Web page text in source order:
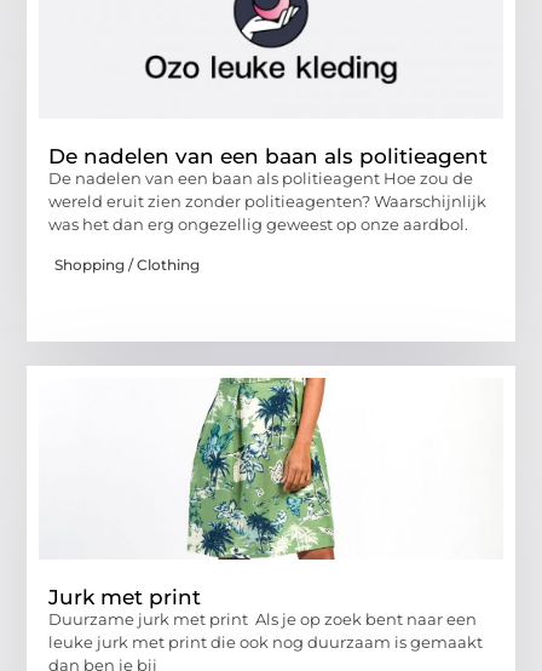
De nadelen van een baan als politieagent
De nadelen van een baan als politieagent Hoe zou de
wereld eruit zien zonder politieagenten? Waarschijnlijk
was het dan erg ongezellig geweest op onze aardbol.
Shopping / Clothing
Jurk met print
Duurzame jurk met print Als je op zoek bent naar een
leuke jurk met print die ook nog duurzaam is gemaakt
dan ben je bij